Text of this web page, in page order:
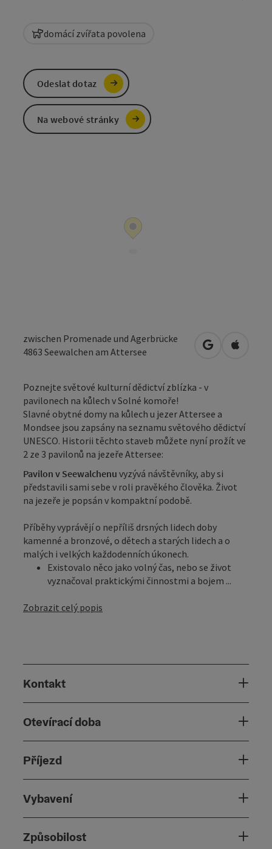
domácí zvířata povolena
zwischen Promenade und Agerbrücke
4863 Seewalchen am Attersee Otevřít vOtevřít
Poznejte světové kulturní dědictví zblízka - v
pavilonech na kůlech v Solné komoře!
Slavné obytné domy na kůlech u jezer Attersee a
Mondsee jsou zapsány na seznamu světového dědictví
UNESCO. Historii těchto staveb můžete nyní prožít ve
2 ze 3 pavilonů na jezeře Attersee:
Pavilon v Seewalchenu vyzývá návštěvníky, aby si
představili sami sebe v roli pravěkého člověka. Život
na jezeře je popsán v kompaktní podobě.
Příběhy vyprávějí o nepříliš drsných lidech doby
kamenné a bronzové, o dětech a starých lidech a o
malých i velkých každodenních úkonech.
Existovalo něco jako volný čas, nebo se život
vyznačoval praktickými činnostmi a bojem ...
Zobrazit celý popis
Kontakt
Otevírací doba
Příjezd
Vybavení
Způsobilost
Odeslat dotaz
Na webové stránky